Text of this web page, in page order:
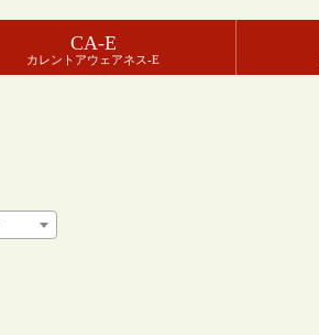
CA-E
カレントアウェアネス-E